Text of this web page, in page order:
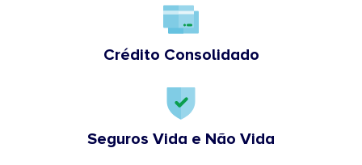
Crédito Consolidado
Seguros Vida e Não Vida